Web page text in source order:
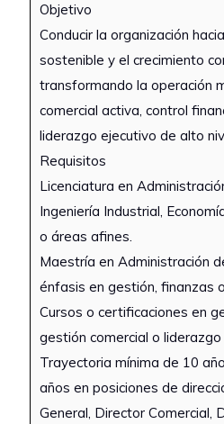
Objetivo
Conducir la organización
sostenible y el crecimiento
transformando la operación
comercial activa, control
liderazgo ejecutivo de alto
Requisitos
Licenciatura en
Ingeniería Industrial,
o áreas afines.
Maestría en Administración
énfasis en gestión, finanzas
Cursos o certificaciones en
gestión comercial o liderazgo
Trayectoria mínima de 10
años en posiciones de
General, Director Comercial,